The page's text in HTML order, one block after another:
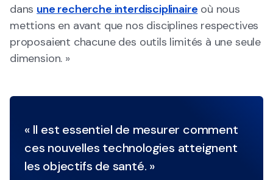
dans une recherche interdisciplinaire où nous
mettions en avant que nos disciplines respectives
proposaient chacune des outils limités à une seule
dimension. »
« Il est essentiel de mesurer comment
ces nouvelles technologies atteignent
les objectifs de santé. »